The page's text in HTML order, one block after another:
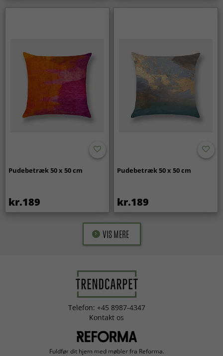
Pudebetræk 50 x 50 cm
kr.189
Pudebetræk 50 x 50 cm
kr.189
VIS MERE
Telefon: +45 8987-4347
Kontakt os
Fuldfør dit hjem med møbler fra Reforma.